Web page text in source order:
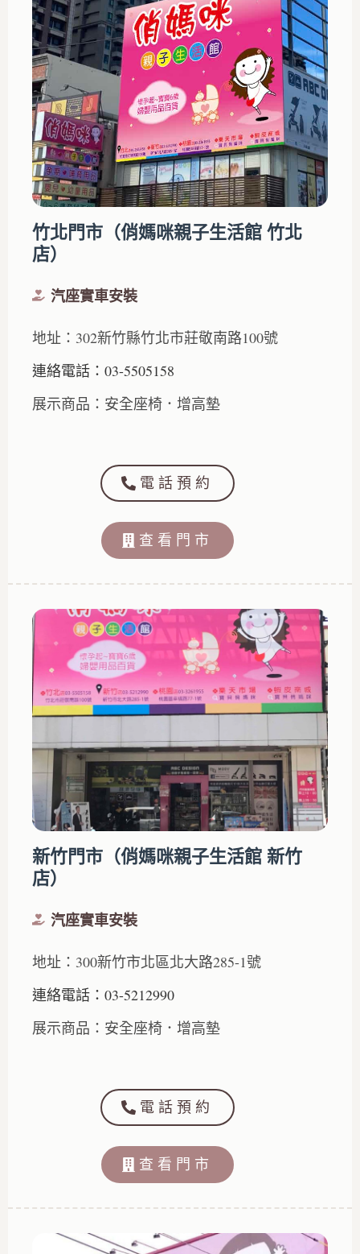
竹北門市（俏媽咪親子生活館 竹北
店）
汽座實車安裝
地址：302新竹縣竹北市莊敬南路100號
連絡電話：03-5505158
展示商品：安全座椅．增高墊
電話預約
查看門市
新竹門市（俏媽咪親子生活館 新竹
店）
汽座實車安裝
地址：300新竹市北區北大路285-1號
連絡電話：03-5212990
展示商品：安全座椅．增高墊
電話預約
查看門市